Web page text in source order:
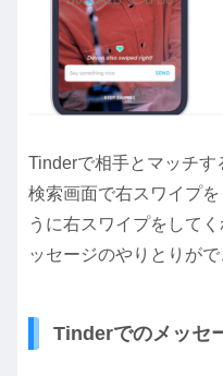
Tinderで相手とマッチ
検索画面で右スワイプ
うに右スワイプをして
ッセージのやりとりがで
Tinderでのメッセ